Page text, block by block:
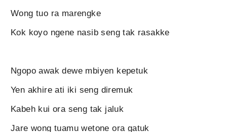
Wong tuo ra marengke
Kok koyo ngene nasib seng tak rasakke
Ngopo awak dewe mbiyen kepetuk
Yen akhire ati iki seng diremuk
Kabeh kui ora seng tak jaluk
Jare wong tuamu wetone ora gatuk